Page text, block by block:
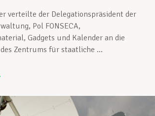
verteilte der Delegationspräsident der
Pol FONSECA,
Gadgets und Kalender an die
Zentrums für staatliche ...